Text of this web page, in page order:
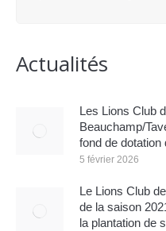
Actualités
Les Lions Club
Beauchamp/
fond de dotation
5 février 2026
Le Lions Club
de la saison
la plantation de